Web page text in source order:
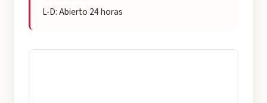
L-D: Abierto 24 horas